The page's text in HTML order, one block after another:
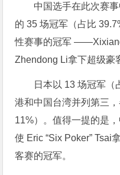
中国选手在此次赛
的 35 场冠军（占比
性赛事的冠军
Zhendong Li拿下超级豪
日本以 13 场冠军（
港和中国台湾并列第三
11%）。值得一提的是
使 Eric “Six Poker”
客赛的冠军。